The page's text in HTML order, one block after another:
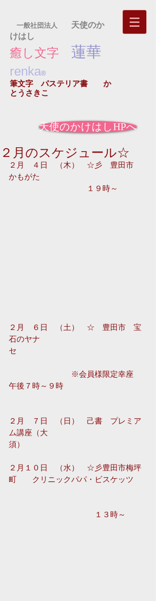
一般社団法人 天使のか
けはし
癒し文字 蓮華
renka®
筆文字 パステリア書
か
とうさきこ
天使のかけはしHPへ
２月のスケジュール☆
２月　４日　（木）　☆彡　豊田市
かもがた
１９時～
２月　６日　（土）　☆　豊田市　宝
石のヤナ
セ
※会員様限定幸座
午後７時～９時
２月　７日　（日）　己書　プレミア
ム講座（大
須）
２月１０日　（水）　☆彡豊田市梅坪
町　　クリニックパパ・ビスケッツ
１３時～